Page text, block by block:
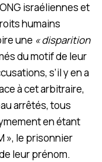
israéliennes et
humains
une « disparition
du motif de leur
s’il y en a
à cet arbitraire,
arrêtés, tous
en étant
», le prisonnier
leur prénom.